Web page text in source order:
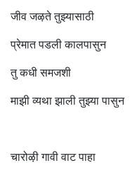
जीव जऴते तुझ्यासाठी
प्रेमात पडली कालपासुन
तु कधी समजशी
माझी व्यथा झाली तुझ्या पासुन
चारोऴी गावी वाट पाहा